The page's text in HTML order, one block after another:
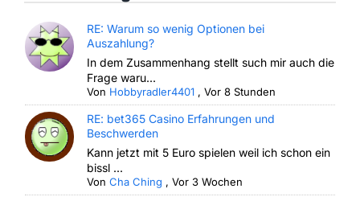
RE: Warum so wenig Optionen bei
Auszahlung?
In dem Zusammenhang stellt such mir auch die
Frage waru...
Von Hobbyradler4401 ,Vor 8 Stunden
RE: bet365 Casino Erfahrungen und
Beschwerden
Kann jetzt mit 5 Euro spielen weil ich schon ein
bissl ...
VonCha Ching ,Vor 3 Wochen